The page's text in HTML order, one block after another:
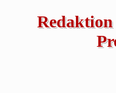
Redaktion